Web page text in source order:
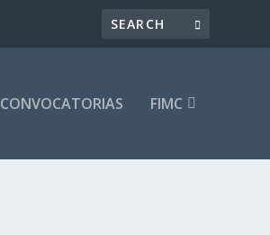
CONVOCATORIAS FIMC